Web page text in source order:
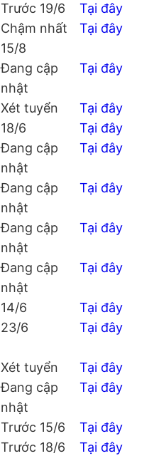
Trước 19/6
Tại đây
Chậm nhất
15/8
Tại đây
Đang cập
nhật
Tại đây
Xét tuyển
Tại đây
18/6
Tại đây
Đang cập
nhật
Tại đây
Đang cập
nhật
Tại đây
Đang cập
nhật
Tại đây
Đang cập
nhật
Tại đây
14/6
Tại đây
23/6 Tại đây
Xét tuyển
Tại đây
Đang cập
nhật
Tại đây
Trước 15/6
Tại đây
Trước 18/6
Tại đây